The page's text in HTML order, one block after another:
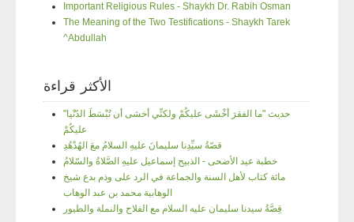
Important Religious Rules - Shaykh Dr. Rabih Osman
The Meaning of the Two Testifications - Shaykh Tarek
^Abdullah
الأكثر قراءة
"حديث "ما الفقرَ أخْشَى عليكُمْ ولكنِّي أخشى أن تُبْسَطَ الدّنْيا
عليكُمْ
قصّةُ سيِّدِنا سليمانَ عليهِ السلامُ معَ الهُدْهُدِ
خطبة عيد الأضحى - الذبيح إسماعيل عليهِ الصَّلاةُ والسّلامُ
مائة كتاب لأهل السنة والجماعة في الرد على وذم بدع شيخ
الوهابية محمد بن عبد الوهاب
قِصَّةُ سيدنا سليمان عليه السلام مع الفلاح والنملة والطيور